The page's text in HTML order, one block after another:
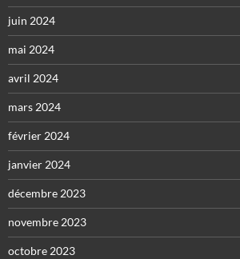
juin 2024
mai 2024
avril 2024
mars 2024
février 2024
janvier 2024
décembre 2023
novembre 2023
octobre 2023